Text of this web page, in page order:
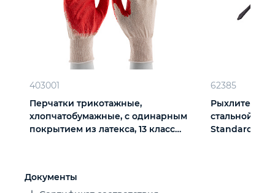
403001
Перчатки трикотажные,
хлопчатобумажные, с одинарным
покрытием из латекса, 13 класс
62385
Рыхлитель 3
стальной,
Standard,
Документы